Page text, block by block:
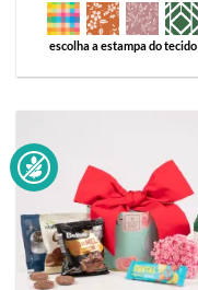
escolha a estampa do tecido